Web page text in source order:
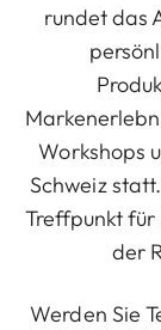
rundet das
Workshops
Schweiz
Treffpunkt
der
Werden Sie